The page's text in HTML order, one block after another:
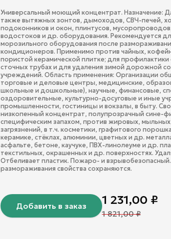
Универсальный моющий концентрат. Назначение:
также вытяжных зонтов, дымоходов, СВЧ-печей,
подоконников и окон, плинтусов,
водостоков и др. оборудования. Рекомендуется
морозильного оборудования после
кондиционеров. Применимо против чайных,
пористой керамической плитке; для профилактики
сточных трубах и для удаления зимой дорожной
учреждений. Область применения: Организации
торговые и деловые центры, медицинские,
школьные и дошкольные), научные, финансовые,
оздоровительные, культурно-досуговые и иные
промышленности, гостиницы и вокзалы, в быту.
низкопенный концентрат, полупрозрачный сине-
специфическим запахом, против жировых,
загрязнений, в т.ч. косметики, графитового
керамике, стёклах, алюминии, цветных и др.
асфальте, бетоне, каучуке, ПВХ-линолеуме и др.
текстильных, окрашенных и др. поверхностях.
Отбеливает пластик. Пожаро- и
размораживания свойства сохраняются.
Добавить в заказ 1 231,00 ₽
1 821,00₽